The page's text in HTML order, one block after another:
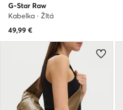
G-Star Raw
Kabelka · Žltá
49,99 €